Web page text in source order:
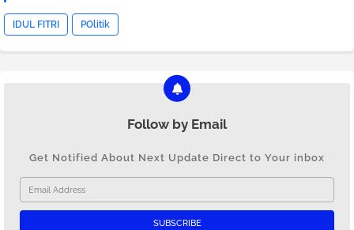
IDUL FITRI POlitik
Follow by Email
Get Notified About Next Update Direct to Your inbox